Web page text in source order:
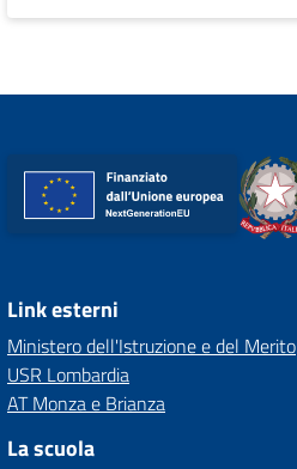
Link esterni
Ministero dell'Istruzione e del Merito
USR Lombardia
AT Monza e Brianza
La scuola